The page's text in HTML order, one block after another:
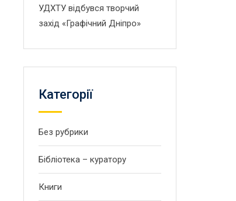
УДХТУ відбувся творчий
захід «Графічний Дніпро»
Категорії
Без рубрики
Бібліотека – куратору
Книги